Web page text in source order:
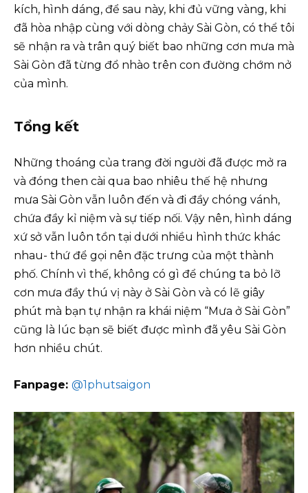
kích, hình dáng, để sau này, khi đủ vững vàng, khi
đã hòa nhập cùng với dòng chảy Sài Gòn, có thể tôi
sẽ nhận ra và trân quý biết bao những cơn mưa mà
Sài Gòn đã từng đổ nhào trên con đường chớm nở
của mình.
Tổng kết
Những thoáng của trang đời người đã được mở ra
và đóng then cài qua bao nhiêu thế hệ nhưng
mưa Sài Gòn vẫn luôn đến và đi đầy chóng vánh,
chứa đầy kỉ niệm và sự tiếp nối. Vậy nên, hình dáng
xứ sở vẫn luôn tồn tại dưới nhiều hình thức khác
nhau- thứ để gọi nên đặc trưng của một thành
phố. Chính vì thế, không có gì để chúng ta bỏ lỡ
cơn mưa đầy thú vị này ở Sài Gòn và có lẽ giây
phút mà bạn tự nhận ra khái niệm “Mưa ở Sài Gòn”
cũng là lúc bạn sẽ biết được mình đã yêu Sài Gòn
hơn nhiều chút.
Fanpage: @1phutsaigon